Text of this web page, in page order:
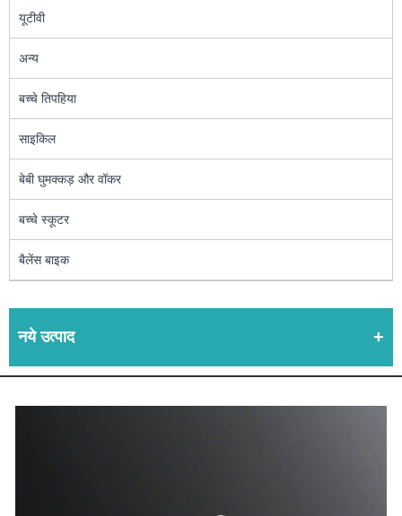
यूटीवी
अन्य
बच्चे तिपहिया
साइकिल
बेबी घुमक्कड़ और वॉकर
बच्चे स्कूटर
बैलेंस बाइक
नये उत्पाद